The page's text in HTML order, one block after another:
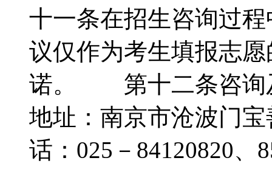
十一条在招生咨询过
议仅作为考生填报志
诺。 第十二条咨询
地址：南京市沧波门
话：025－84120820、